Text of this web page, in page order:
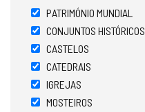
PATRIMÓNIO MUNDIAL
CONJUNTOS HISTÓRICOS
CASTELOS
CATEDRAIS
IGREJAS
MOSTEIROS